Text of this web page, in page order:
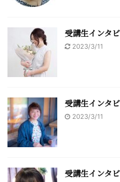
受講生インタ
2023/3/11
受講生インタ
2023/3/11
受講生インタ